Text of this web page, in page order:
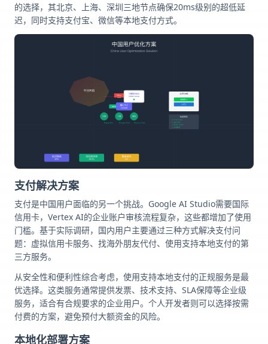
的选择，其北京、上海、深圳三地节点确保20ms级别的超低延
迟，同时支持支付宝、微信等本地支付方式。
支付解决方案
支付是中国用户面临的另一个挑战。Google AI Studio需要国际
信用卡，Vertex AI的企业账户审核流程复杂，这些都增加了使用
门槛。基于实际调研，国内用户主要通过三种方式解决支付问
题：虚拟信用卡服务、找海外朋友代付、使用支持本地支付的第
三方服务。
从安全性和便利性综合考虑，使用支持本地支付的正规服务是最
优选择。这类服务通常提供发票、技术支持、SLA保障等企业级
服务，适合有合规要求的企业用户。个人开发者则可以选择按需
付费的方案，避免预付大额资金的风险。
本地化部署方案